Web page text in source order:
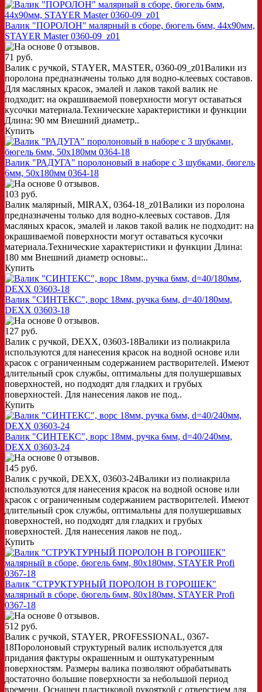
Валик "ПОРОЛОН" малярный в сборе, бюгель 6мм, 44x90мм,
STAYER Master 0360-09_z01
71 руб.
Валик с ручкой, STAYER, MASTER, 0360-09_z01Валики из
поролона предназначены только для водно-клеевых составов.
Для масляных красок, эмалей и лаков такой валик не
подходит: на окрашиваемой поверхности могут оставаться
кусочки материала.Технические характеристики и функции
Длина: 90 мм Внешний диаметр..
Купить
Валик "РАДУГА" поролоновый в наборе с 3 шубками, бюгель
6мм, 50x180мм 0364-18
103 руб.
Валик малярный, MIRAX, 0364-18_z01Валики из поролона
предназначены только для водно-клеевых составов. Для
масляных красок, эмалей и лаков такой валик не подходит: на
окрашиваемой поверхности могут оставаться кусочки
материала.Технические характеристики и функции Длина:
180 мм Внешний диаметр основы:..
Купить
Валик "СИНТЕКС", ворс 18мм, ручка 6мм, d=40/180мм,
DEXX 03603-18
127 руб.
Валик с ручкой, DEXX, 03603-18Валики из полиакрила
используются для нанесения красок на водной основе или
красок с ограниченным содержанием растворителей. Имеют
длительный срок службы, оптимальны для полушершавых
поверхностей, но подходят для гладких и грубых
поверхностей. Для нанесения лаков не под..
Купить
Валик "СИНТЕКС", ворс 18мм, ручка 6мм, d=40/240мм,
DEXX 03603-24
145 руб.
Валик с ручкой, DEXX, 03603-24Валики из полиакрила
используются для нанесения красок на водной основе или
красок с ограниченным содержанием растворителей. Имеют
длительный срок службы, оптимальны для полушершавых
поверхностей, но подходят для гладких и грубых
поверхностей. Для нанесения лаков не под..
Купить
Валик "СТРУКТУРНЫЙ ПОРОЛОН В ГОРОШЕК"
малярный в сборе, бюгель 6мм, 80x180мм, STAYER Profi
0367-18
512 руб.
Валик с ручкой, STAYER, PROFESSIONAL, 0367-
18Поролоновый структурный валик используется для
придания фактуры окрашенным и оштукатуренным
поверхностям. Размеры валика позволяют обрабатывать
достаточно большие поверхности за небольшой период
времени. Оснащен пластиковой рукояткой с отверстием для